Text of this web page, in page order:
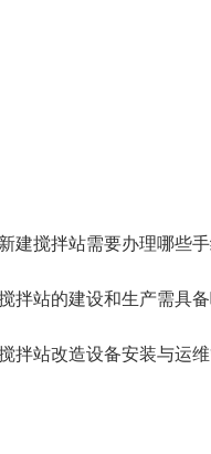
新建搅拌站需要办理哪些手
拌站的建设和生产需具
拌站改造设备安装与运